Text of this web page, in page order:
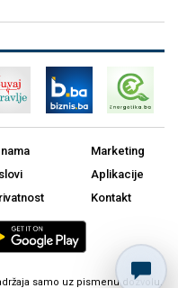
nama
Marketing
Aplikacije
Kontakt
samo uz pismenu dozvolu.